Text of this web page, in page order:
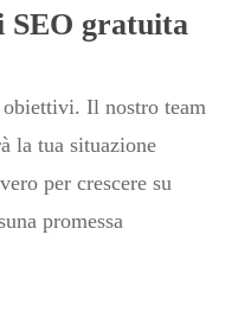
SEO gratuita
Il nostro team
la tua situazione
per crescere su
promessa